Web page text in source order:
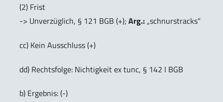
(2) Frist
-> Unverzüglich, § 121 BGB (+); Arg.:„schnurstracks“
cc) Kein Ausschluss (+)
dd) Rechtsfolge: Nichtigkeit ex tunc, § 142 I BGB
b) Ergebnis: (-)